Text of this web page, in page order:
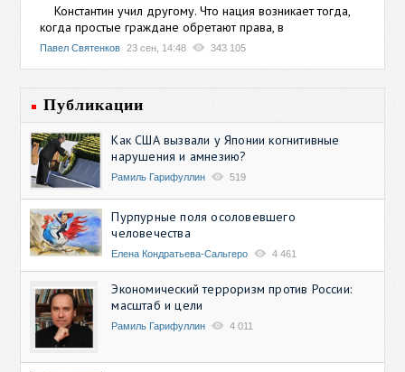
Константин учил другому. Что нация возникает тогда,
когда простые граждане обретают права, в
Павел Святенков 23 сен, 14:48 343 105
Публикации
Как США вызвали у Японии когнитивные
нарушения и амнезию?
Рамиль Гарифуллин 519
Пурпурные поля осоловевшего
человечества
Елена Кондратьева-Сальгеро 4 461
Экономический терроризм против России:
масштаб и цели
Рамиль Гарифуллин 4 011